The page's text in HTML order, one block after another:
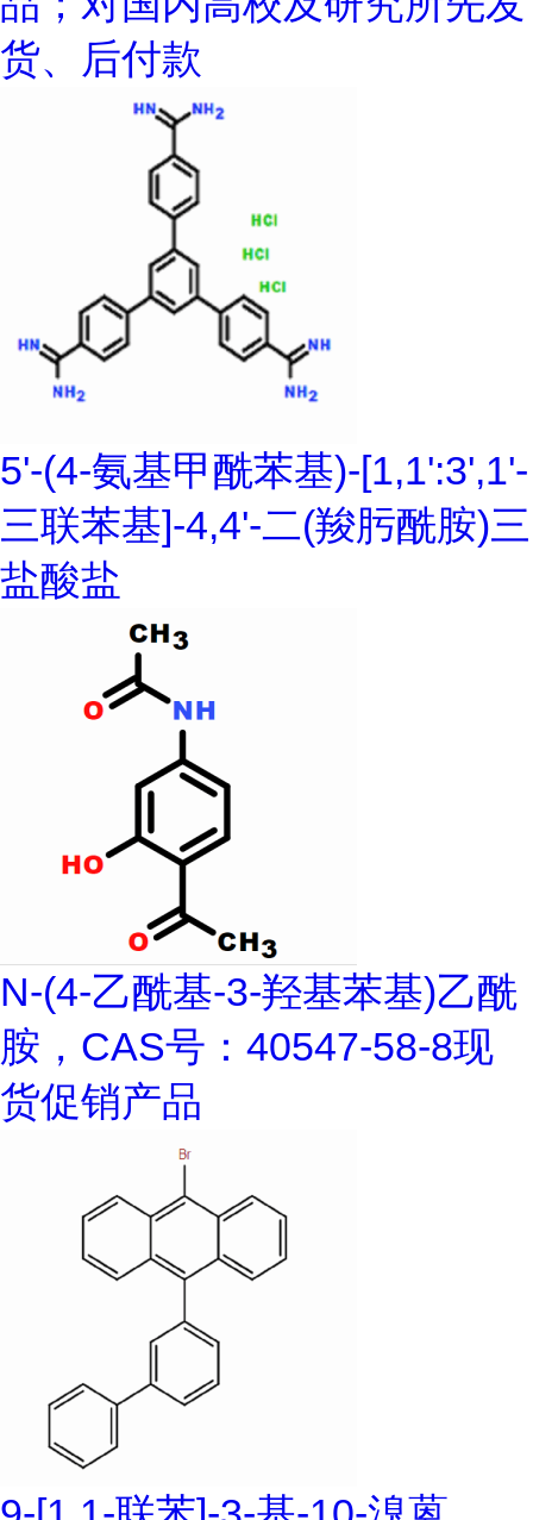
货、后付款
5'-(4-氨基甲酰苯基)-[1,1':3',1'-
三联苯基]-4,4'-二(羧肟酰胺)三
盐酸盐
N-(4-乙酰基-3-羟基苯基)乙酰
胺，CAS号：40547-58-8现
货促销产品